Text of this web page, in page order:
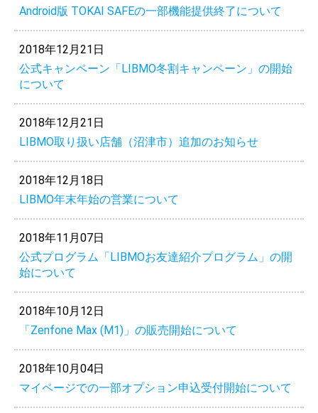
Android版 TOKAI SAFEの一部機能提供終了について
2018年12月21日
公式キャンペーン「LIBMO冬割キャンペーン」の開始
について
2018年12月21日
LIBMO取り扱い店舗（沼津市）追加のお知らせ
2018年12月18日
LIBMO年末年始の営業について
2018年11月07日
公式プログラム「LIBMOお友達紹介プログラム」の開
始について
2018年10月12日
「Zenfone Max (M1)」の販売開始について
2018年10月04日
マイページでの一部オプション申込受付開始について